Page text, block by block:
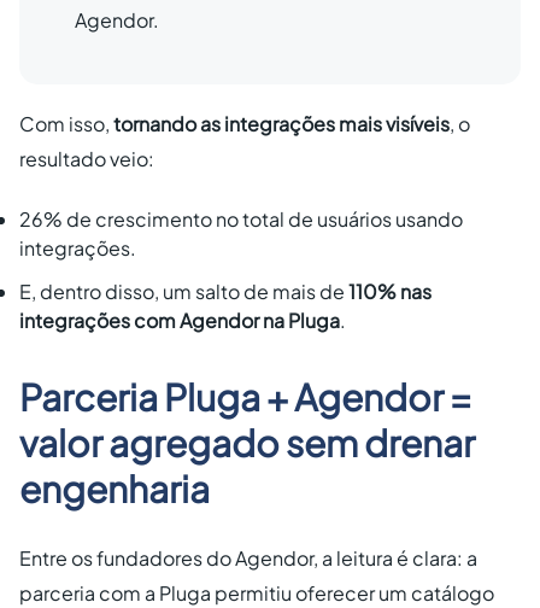
Agendor.
Com isso,tornando as integrações mais visíveis, o
resultado veio:
26% de crescimento no total de usuários usando
integrações.
E, dentro disso, um salto de mais de110% nas
integrações com Agendor na Pluga.
Parceria Pluga + Agendor =
valor agregado sem drenar
engenharia
Entre os fundadores do Agendor, a leitura é clara: a
parceria com a Pluga permitiu oferecer um catálogo